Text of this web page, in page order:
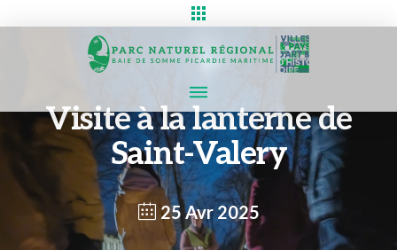
Visite à la lanterne de
Saint-Valery
25 Avr 2025